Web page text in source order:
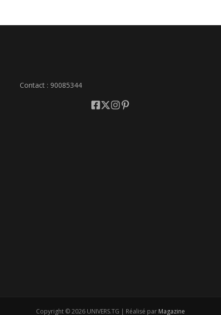
Contact : 90085344
Copyright © 2026 UNIVERS.TG | Réalisé par Magazine